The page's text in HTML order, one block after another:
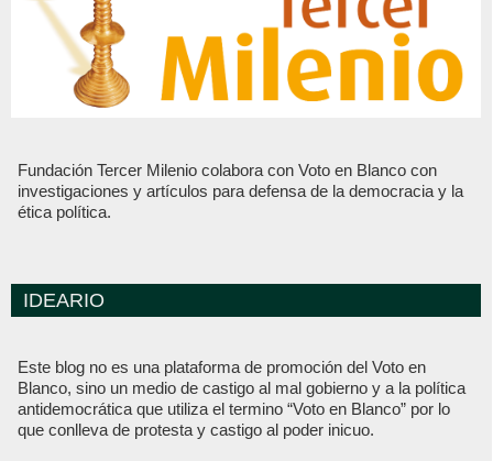
Fundación Tercer Milenio colabora con Voto en Blanco con
investigaciones y artículos para defensa de la democracia y la
ética política.
IDEARIO
Este blog no es una plataforma de promoción del Voto en
Blanco, sino un medio de castigo al mal gobierno y a la política
antidemocrática que utiliza el termino “Voto en Blanco” por lo
que conlleva de protesta y castigo al poder inicuo.